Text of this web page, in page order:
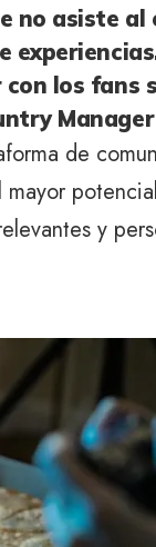
no asiste
los fans
de
y